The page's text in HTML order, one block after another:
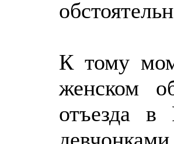
К тому
женском
отъезда